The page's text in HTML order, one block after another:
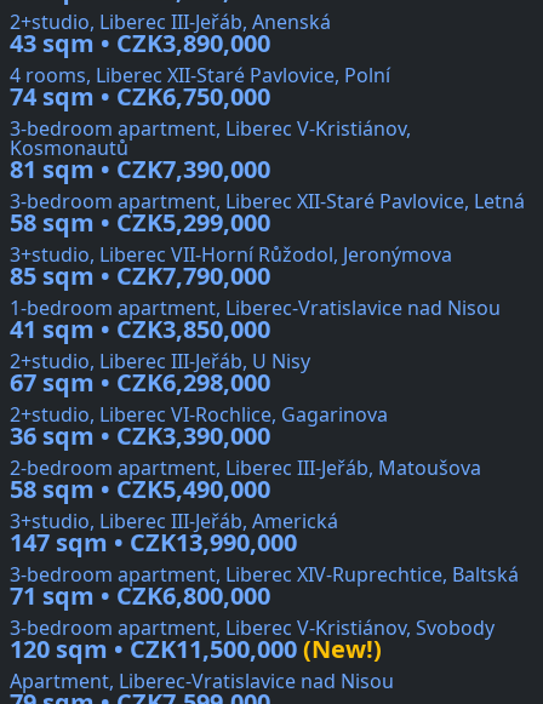
2+studio, Liberec III-Jeřáb, Anenská
43 sqm • CZK3,890,000
4 rooms, Liberec XII-Staré Pavlovice, Polní
74 sqm • CZK6,750,000
3-bedroom apartment, Liberec V-Kristiánov,
Kosmonautů
81 sqm • CZK7,390,000
3-bedroom apartment, Liberec XII-Staré Pavlovice, Letná
58 sqm • CZK5,299,000
3+studio, Liberec VII-Horní Růžodol, Jeronýmova
85 sqm • CZK7,790,000
1-bedroom apartment, Liberec-Vratislavice nad Nisou
41 sqm • CZK3,850,000
2+studio, Liberec III-Jeřáb, U Nisy
67 sqm • CZK6,298,000
2+studio, Liberec VI-Rochlice, Gagarinova
36 sqm • CZK3,390,000
2-bedroom apartment, Liberec III-Jeřáb, Matoušova
58 sqm • CZK5,490,000
3+studio, Liberec III-Jeřáb, Americká
147 sqm • CZK13,990,000
3-bedroom apartment, Liberec XIV-Ruprechtice, Baltská
71 sqm • CZK6,800,000
3-bedroom apartment, Liberec V-Kristiánov, Svobody
120 sqm • CZK11,500,000(New!)
Apartment, Liberec-Vratislavice nad Nisou